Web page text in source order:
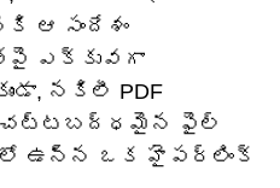
ఆ సందేశం
ఎక్కువగా
నకిలీ PDF
చట్టబద్ధమైన ఫైల్
ఉన్న ఒక హైపర్‌లింక్